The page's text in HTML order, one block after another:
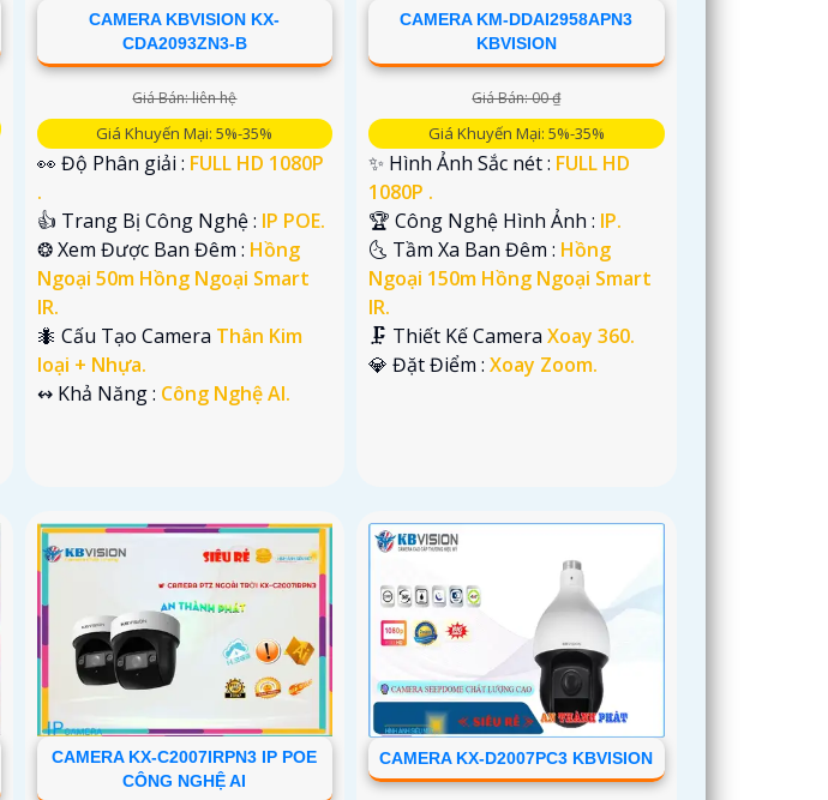
CAMERA KBVISION KX-
CDA2093ZN3-B
Giá Bán: liên hệ
Giá Khuyến Mại: 5%-35%
👀 Độ Phân giải : FULL HD 1080P
.
👍 Trang Bị Công Nghệ : IP POE.
❂ Xem Được Ban Đêm : Hồng
Ngoại 50m Hồng Ngoại Smart
IR.
🐜 Cấu Tạo Camera Thân Kim
loại + Nhựa.
️↭ Khả Năng : Công Nghệ AI.
CAMERA KM-DDAI2958APN3
KBVISION
Giá Bán: 00 ₫
Giá Khuyến Mại: 5%-35%
✨ Hình Ảnh Sắc nét : FULL HD
1080P .
🏆 Công Nghệ Hình Ảnh : IP.
🌜 Tầm Xa Ban Đêm : Hồng
Ngoại 150m Hồng Ngoại Smart
IR.
🗜️ Thiết Kế CameraXoay 360.
️💎 Đặt Điểm :Xoay Zoom.
CAMERA KX-C2007IRPN3 IP POE
CÔNG NGHỆ AI
CAMERA KX-D2007PC3 KBVISION